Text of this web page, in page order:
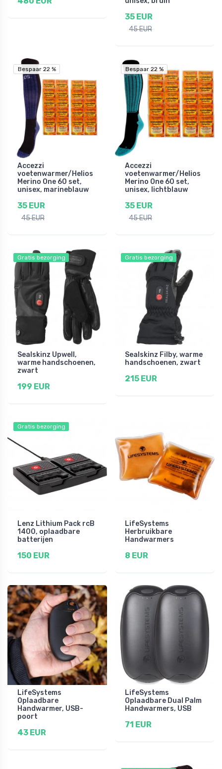
35 EUR
45 EUR
Bespaar 22 %
Bespaar 22 %
Accezzi
voetenwarmer/Helios
Merino One 60 set,
unisex, marineblauw
35 EUR
45 EUR
Bespaar 22 %
Bespaar 22 %
Accezzi
voetenwarmer/Helios
Merino One 60 set,
unisex, lichtblauw
35 EUR
45 EUR
Gratis bezorging
Sealskinz Upwell,
warme handschoenen,
zwart
199 EUR
Gratis bezorging
Sealskinz Filby, warme
handschoenen, zwart
215 EUR
Gratis bezorging
Lenz Lithium Pack rcB
1400, oplaadbare
batterijen
150 EUR
LifeSystems
Herbruikbare
Handwarmers
8 EUR
LifeSystems
Oplaadbare
Handwarmer, USB-
poort
43 EUR
LifeSystems
Oplaadbare Dual Palm
Handwarmers, USB
71 EUR